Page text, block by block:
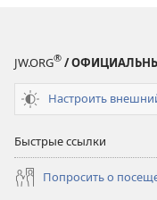
JW.ORG® /
Настроить
Быстрые ссылки
Попросить о